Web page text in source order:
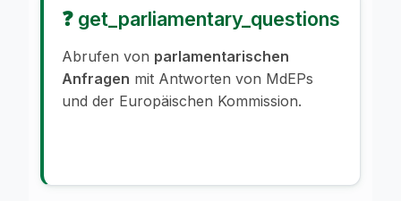
❓ get_parliamentary_questions
Abrufen von parlamentarischen
Anfragen mit Antworten von MdEPs
und der Europäischen Kommission.